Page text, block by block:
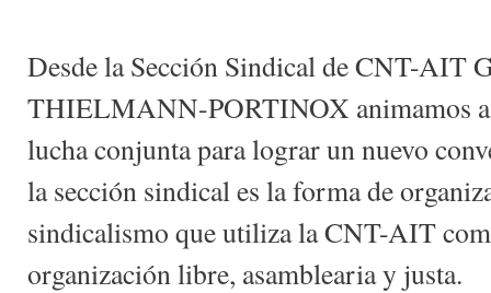
Desde la Sección Sindical de CNT-AIT
THIELMANN-PORTINOX animamos a
lucha conjunta para lograr un nuevo
la sección sindical es la forma de
sindicalismo que utiliza la CNT-AIT
organización libre, asamblearia y justa.